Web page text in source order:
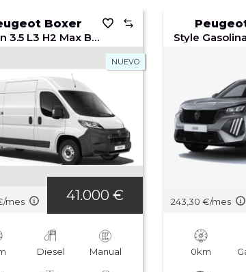
Boxer
Furgón 3.5 L3 H2 Max BlueHDi 140 S&S 6v MAN
NUEVO
mes 41.000 €
Diesel Manual
243,30 €/mes
0km